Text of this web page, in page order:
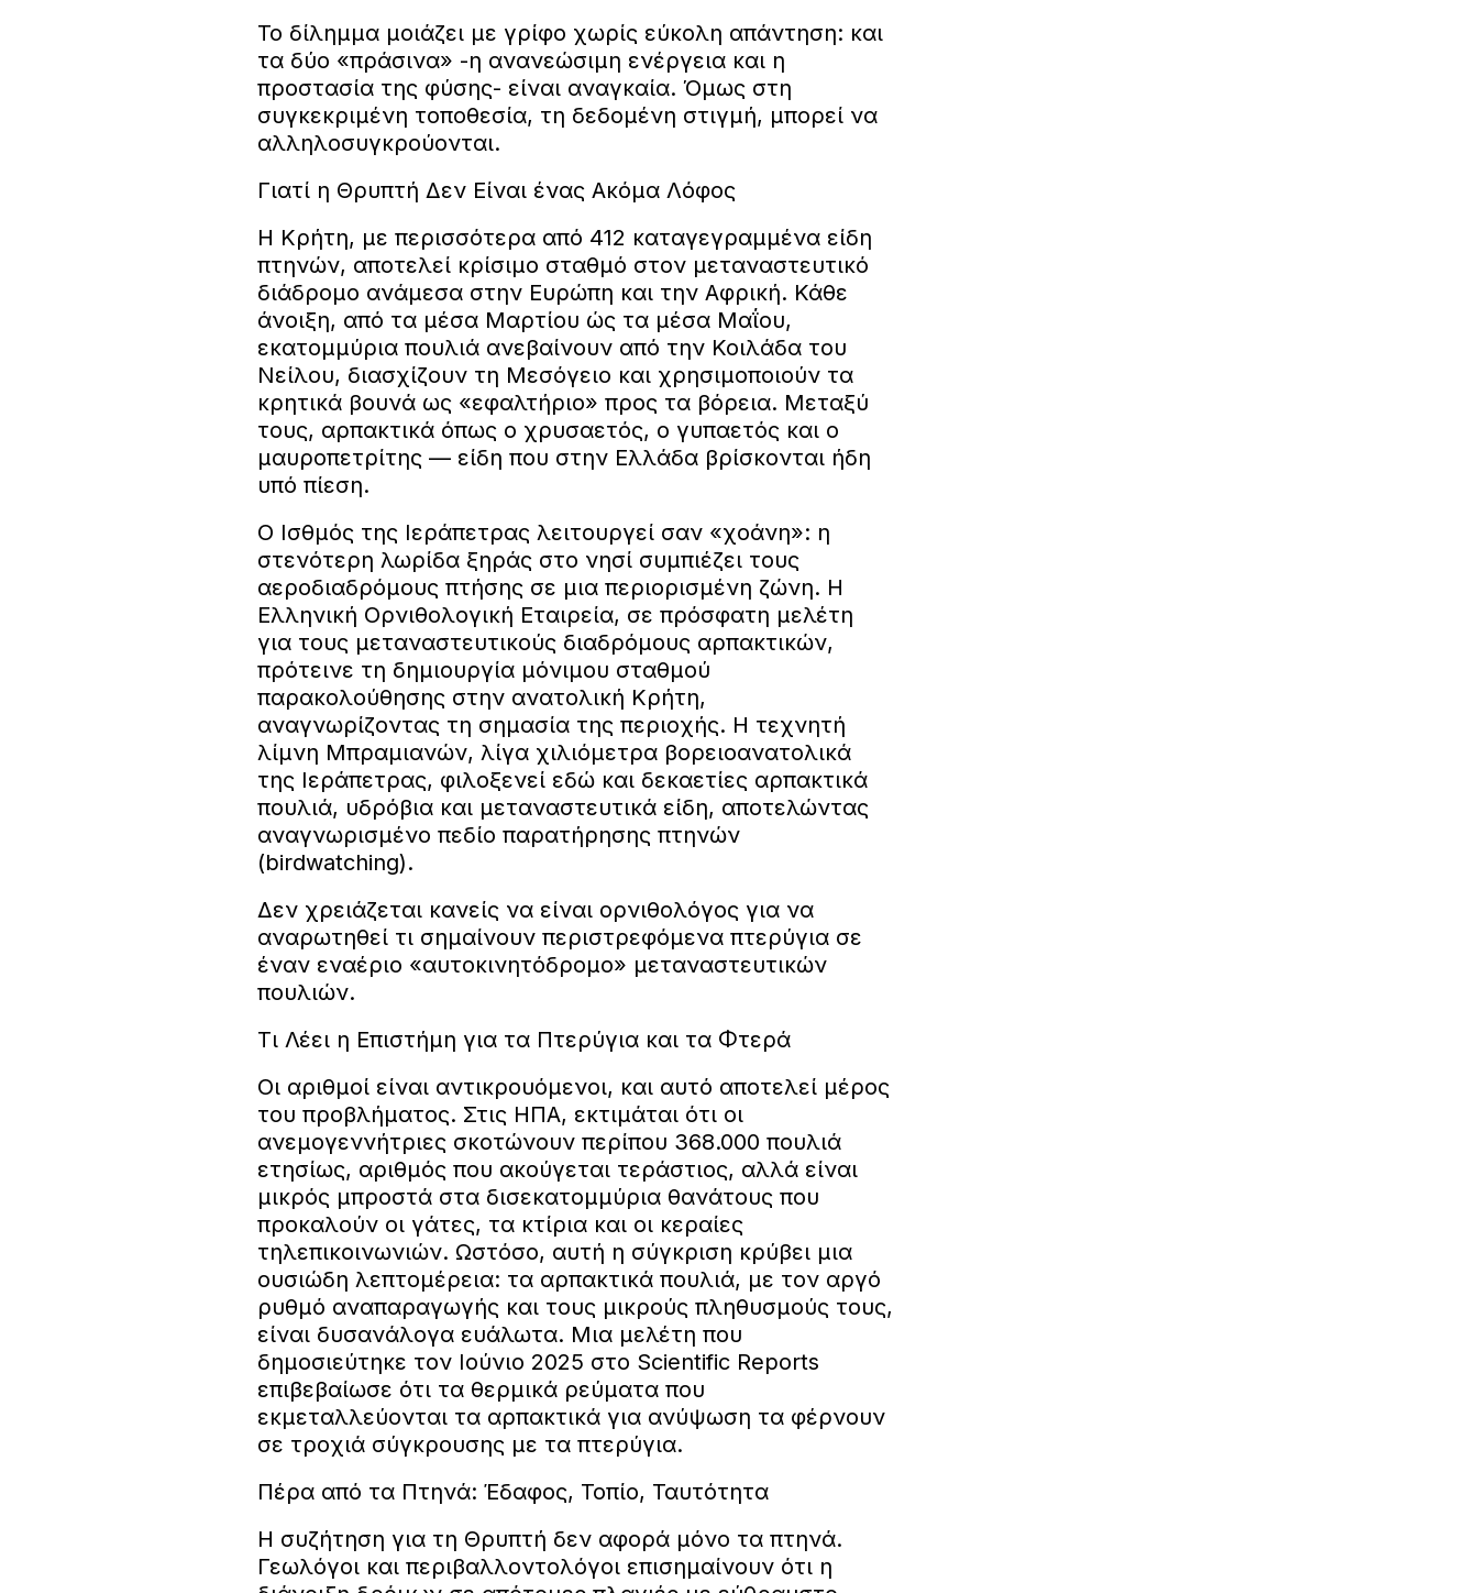
Το δίλημμα μοιάζει με γρίφο χωρίς εύκολη απάντηση: και
τα δύο «πράσινα» -η ανανεώσιμη ενέργεια και η
προστασία της φύσης- είναι αναγκαία. Όμως στη
συγκεκριμένη τοποθεσία, τη δεδομένη στιγμή, μπορεί να
αλληλοσυγκρούονται.
Γιατί η Θρυπτή Δεν Είναι ένας Ακόμα Λόφος
Η Κρήτη, με περισσότερα από 412 καταγεγραμμένα είδη
πτηνών, αποτελεί κρίσιμο σταθμό στον μεταναστευτικό
διάδρομο ανάμεσα στην Ευρώπη και την Αφρική. Κάθε
άνοιξη, από τα μέσα Μαρτίου ώς τα μέσα Μαΐου,
εκατομμύρια πουλιά ανεβαίνουν από την Κοιλάδα του
Νείλου, διασχίζουν τη Μεσόγειο και χρησιμοποιούν τα
κρητικά βουνά ως «εφαλτήριο» προς τα βόρεια. Μεταξύ
τους, αρπακτικά όπως ο χρυσαετός, ο γυπαετός και ο
μαυροπετρίτης — είδη που στην Ελλάδα βρίσκονται ήδη
υπό πίεση.
Ο Ισθμός της Ιεράπετρας λειτουργεί σαν «χοάνη»: η
στενότερη λωρίδα ξηράς στο νησί συμπιέζει τους
αεροδιαδρόμους πτήσης σε μια περιορισμένη ζώνη. Η
Ελληνική Ορνιθολογική Εταιρεία, σε πρόσφατη μελέτη
για τους μεταναστευτικούς διαδρόμους αρπακτικών,
πρότεινε τη δημιουργία μόνιμου σταθμού
παρακολούθησης στην ανατολική Κρήτη,
αναγνωρίζοντας τη σημασία της περιοχής. Η τεχνητή
λίμνη Μπραμιανών, λίγα χιλιόμετρα βορειοανατολικά
της Ιεράπετρας, φιλοξενεί εδώ και δεκαετίες αρπακτικά
πουλιά, υδρόβια και μεταναστευτικά είδη, αποτελώντας
αναγνωρισμένο πεδίο παρατήρησης πτηνών
(birdwatching).
Δεν χρειάζεται κανείς να είναι ορνιθολόγος για να
αναρωτηθεί τι σημαίνουν περιστρεφόμενα πτερύγια σε
έναν εναέριο «αυτοκινητόδρομο» μεταναστευτικών
πουλιών.
Τι Λέει η Επιστήμη για τα Πτερύγια και τα Φτερά
Οι αριθμοί είναι αντικρουόμενοι, και αυτό αποτελεί μέρος
του προβλήματος. Στις ΗΠΑ, εκτιμάται ότι οι
ανεμογεννήτριες σκοτώνουν περίπου 368.000 πουλιά
ετησίως, αριθμός που ακούγεται τεράστιος, αλλά είναι
μικρός μπροστά στα δισεκατομμύρια θανάτους που
προκαλούν οι γάτες, τα κτίρια και οι κεραίες
τηλεπικοινωνιών. Ωστόσο, αυτή η σύγκριση κρύβει μια
ουσιώδη λεπτομέρεια: τα αρπακτικά πουλιά, με τον αργό
ρυθμό αναπαραγωγής και τους μικρούς πληθυσμούς τους,
είναι δυσανάλογα ευάλωτα. Μια μελέτη που
δημοσιεύτηκε τον Ιούνιο 2025 στο Scientific Reports
επιβεβαίωσε ότι τα θερμικά ρεύματα που
εκμεταλλεύονται τα αρπακτικά για ανύψωση τα φέρνουν
σε τροχιά σύγκρουσης με τα πτερύγια.
Πέρα από τα Πτηνά: Έδαφος, Τοπίο, Ταυτότητα
Η συζήτηση για τη Θρυπτή δεν αφορά μόνο τα πτηνά.
Γεωλόγοι και περιβαλλοντολόγοι επισημαίνουν ότι η